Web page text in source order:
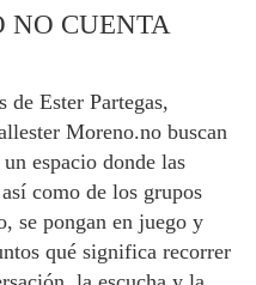
NO CUENTA
de Ester Partegas,
Moreno.no buscan
espacio donde las
como de los grupos
se pongan en juego y
qué significa recorrer